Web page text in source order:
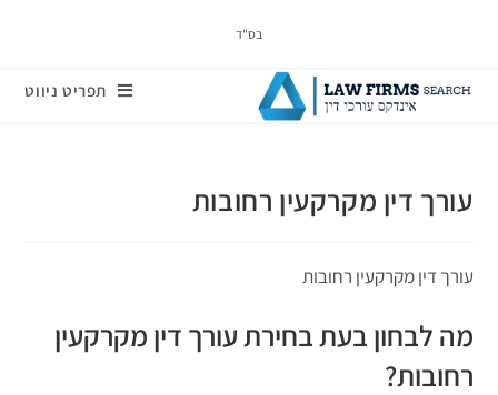
בס"ד
תפריט ניווט
עורך דין מקרקעין רחובות
עורך דין מקרקעין רחובות
מה לבחון בעת בחירת עורך דין מקרקעין
רחובות?